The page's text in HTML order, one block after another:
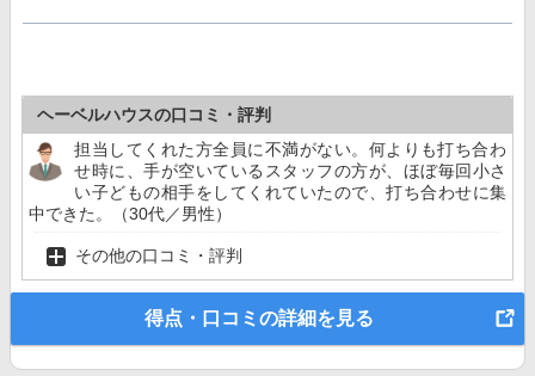
ヘーベルハウスの口コミ・評判
担当してくれた方全員に不満がない。何よりも打ち合わ
せ時に、手が空いているスタッフの方が、ほぼ毎回小さ
い子どもの相手をしてくれていたので、打ち合わせに集
中できた。（30代／男性）
その他の口コミ・評判
得点・口コミの詳細を見る